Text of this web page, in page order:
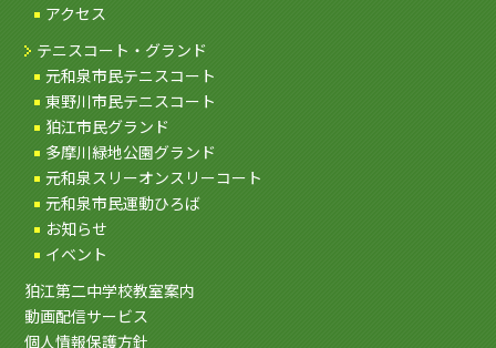
アクセス
テニスコート・グランド
元和泉市民テニスコート
東野川市民テニスコート
狛江市民グランド
多摩川緑地公園グランド
元和泉スリーオンスリーコート
元和泉市民運動ひろば
お知らせ
イベント
狛江第二中学校教室案内
動画配信サービス
個人情報保護方針